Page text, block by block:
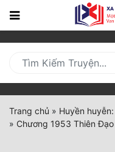
Trang
Mới
Cập
Nhật
(current)
Trang chủ » Huyền
» Chương 1953 Thiên